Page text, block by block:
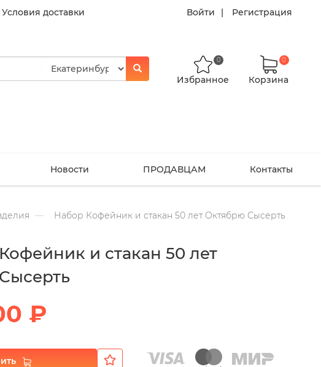
Условия доставки Войти Регистрация
Избранное
0
Корзина
0
Новости ПРОДАВЦАМ Контакты
Набор Кофейник и стакан 50 лет Октябрю Сысерть
и стакан 50 лет
₽